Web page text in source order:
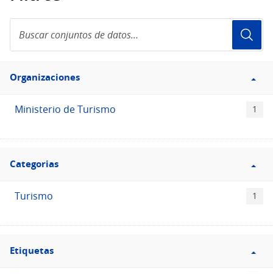
conjuntos
de
Filtro
Organizaciones
Organizaciones
Ministerio de Turismo 1
Filtro
Categorias
Categorias
Turismo 1
Filtro
Etiquetas
Etiquetas